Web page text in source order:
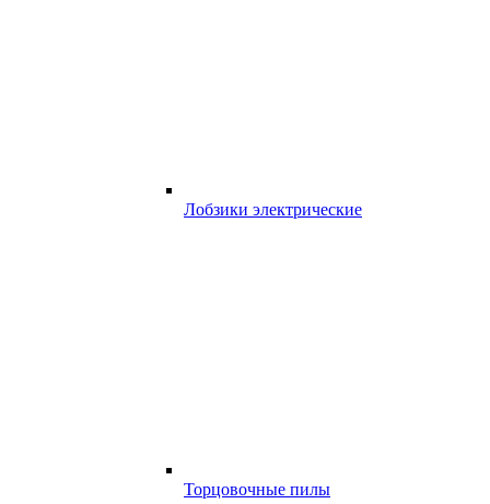
Лобзики электрические
Торцовочные пилы